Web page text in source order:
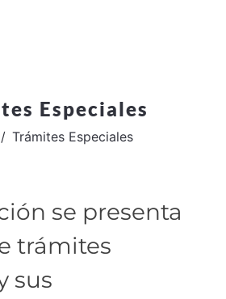
Especiales
Trámites Especiales
se presenta
trámites
sus